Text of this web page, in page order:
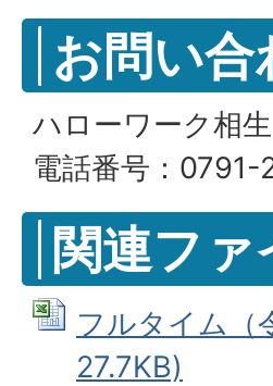
お問い合
ハローワーク相生
電話番号：
関連ファ
フルタイム（
27.7KB)